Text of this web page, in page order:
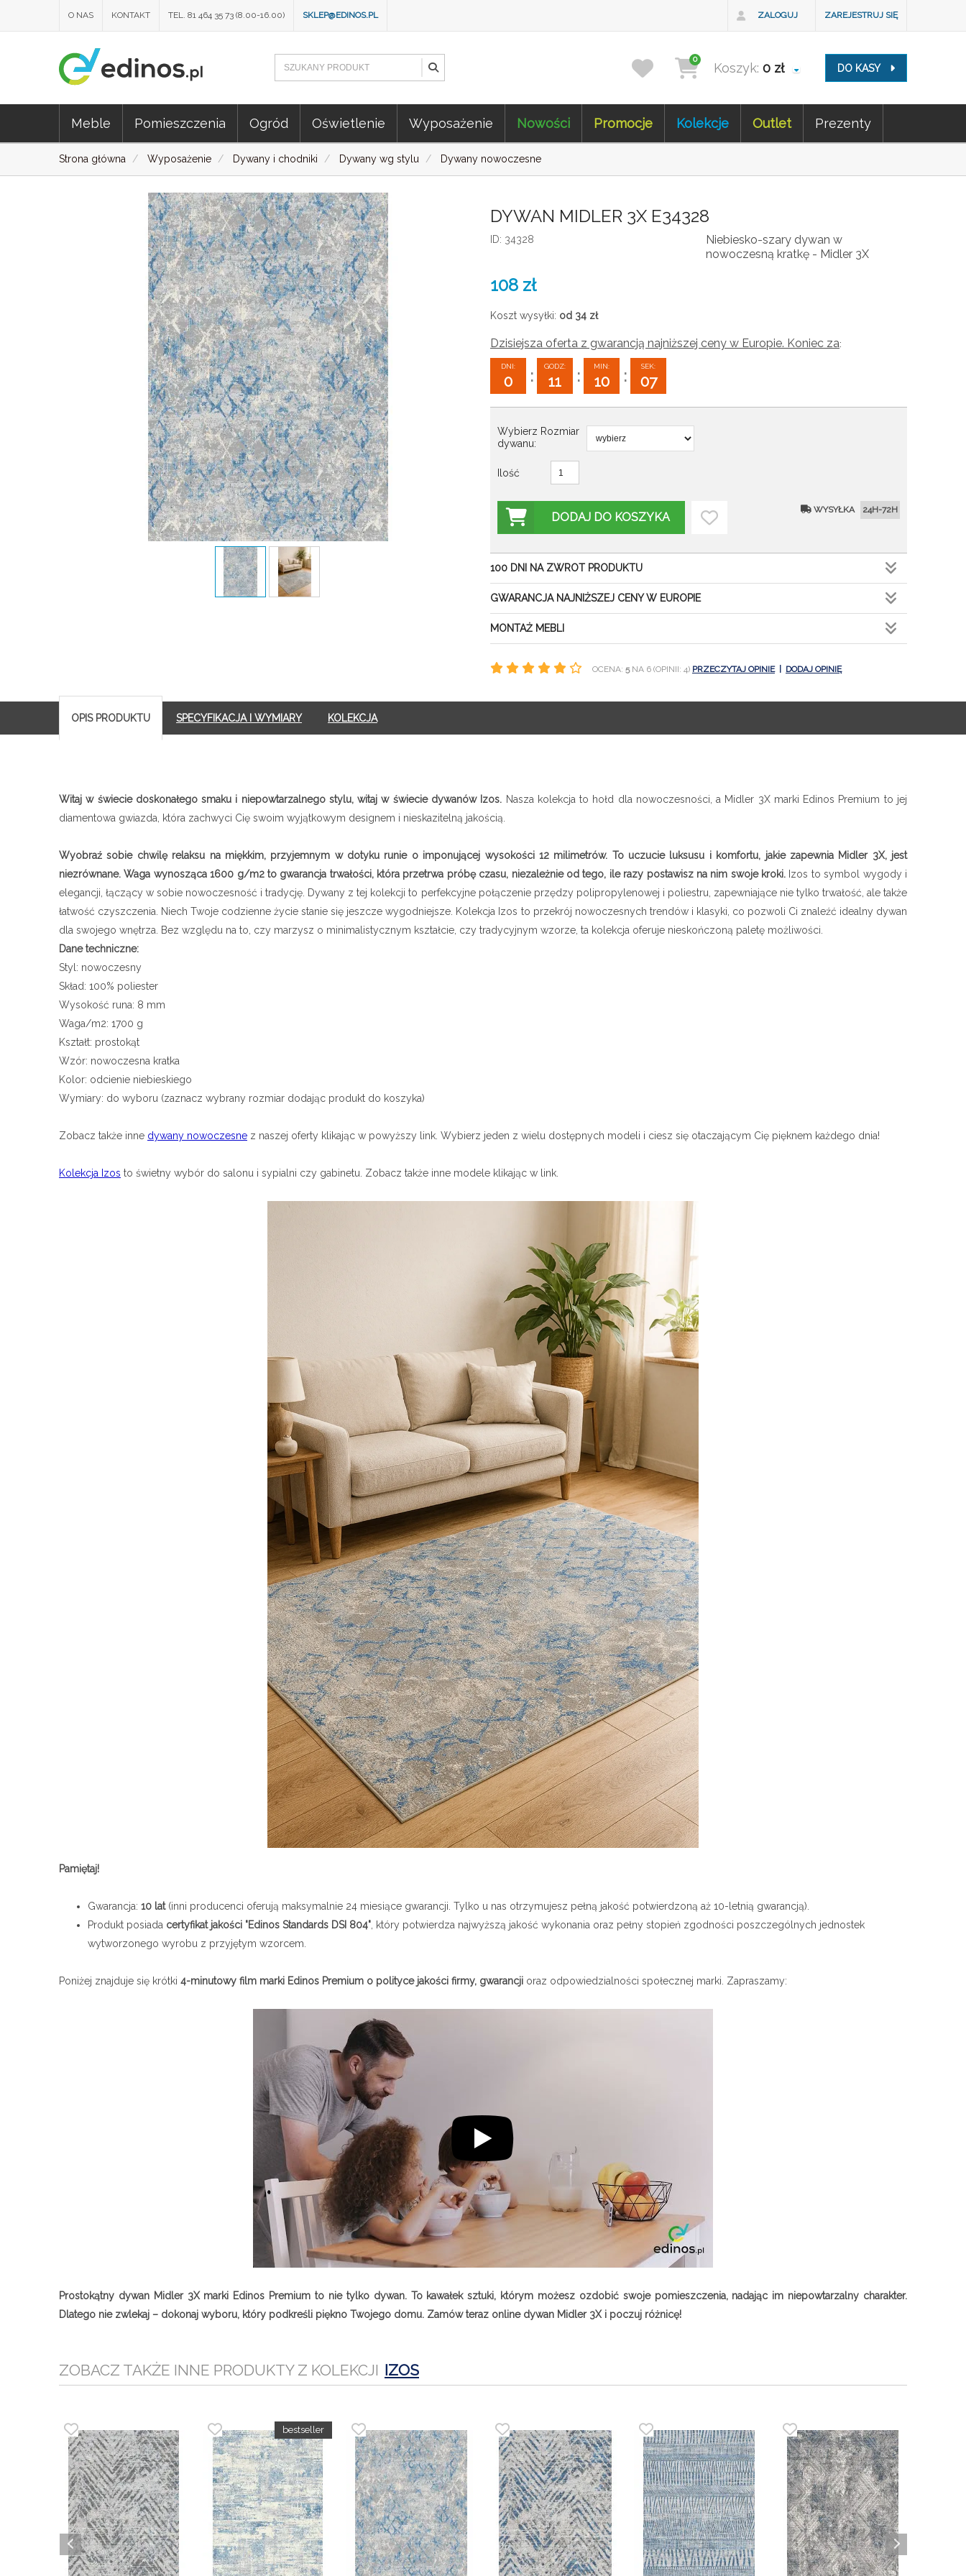
O NAS KONTAKT TEL. 81 464 35 73 (8.00-16.00) SKLEP@EDINOS.PL ZALOGUJ ZAREJESTRUJ SIĘ
Koszyk: 0 zł
0
DO KASY
Meble Pomieszczenia Ogród Oświetlenie Wyposażenie Nowości Promocje Kolekcje Outlet Prezenty
Strona główna Wyposażenie Dywany i chodniki Dywany wg stylu Dywany nowoczesne
DYWAN MIDLER 3X E34328
ID: 34328
Niebiesko-szary dywan w
nowoczesną kratkę - Midler 3X
108 zł
Koszt wysyłki: od 34 zł
Dzisiejsza oferta z gwarancją najniższej ceny w Europie. Koniec za:
DNI:
0 :
GODZ:
11 :
MIN:
10 :
SEK:
06
Wybierz Rozmiar
dywanu:
Ilość
DODAJ DO KOSZYKA
WYSYŁKA 24H-72H
100 DNI NA ZWROT PRODUKTU
GWARANCJA NAJNIŻSZEJ CENY W EUROPIE
MONTAŻ MEBLI
OCENA: 5NA 6 (OPINII: 4) PRZECZYTAJ OPINIE DODAJ OPINIĘ
OPIS PRODUKTU SPECYFIKACJA I WYMIARY KOLEKCJA
Witaj w świecie doskonałego smaku i niepowtarzalnego stylu, witaj w świecie dywanów Izos. Nasza kolekcja to hołd dla nowoczesności, a Midler 3X marki Edinos Premium to jej
diamentowa gwiazda, która zachwyci Cię swoim wyjątkowym designem i nieskazitelną jakością.
Wyobraź sobie chwilę relaksu na miękkim, przyjemnym w dotyku runie o imponującej wysokości 12 milimetrów. To uczucie luksusu i komfortu, jakie zapewnia Midler 3X, jest
niezrównane. Waga wynosząca 1600 g/m2 to gwarancja trwałości, która przetrwa próbę czasu, niezależnie od tego, ile razy postawisz na nim swoje kroki. Izos to symbol wygody i
elegancji, łączący w sobie nowoczesność i tradycję. Dywany z tej kolekcji to perfekcyjne połączenie przędzy polipropylenowej i poliestru, zapewniające nie tylko trwałość, ale także
łatwość czyszczenia. Niech Twoje codzienne życie stanie się jeszcze wygodniejsze. Kolekcja Izos to przekrój nowoczesnych trendów i klasyki, co pozwoli Ci znaleźć idealny dywan
dla swojego wnętrza. Bez względu na to, czy marzysz o minimalistycznym kształcie, czy tradycyjnym wzorze, ta kolekcja oferuje nieskończoną paletę możliwości.
Dane techniczne:
Styl: nowoczesny
Skład: 100% poliester
Wysokość runa: 8 mm
Waga/m2: 1700 g
Kształt: prostokąt
Wzór: nowoczesna kratka
Kolor: odcienie niebieskiego
Wymiary: do wyboru (zaznacz wybrany rozmiar dodając produkt do koszyka)
Zobacz także inne dywany nowoczesne z naszej oferty klikając w powyższy link. Wybierz jeden z wielu dostępnych modeli i ciesz się otaczającym Cię pięknem każdego dnia!
Kolekcja Izos to świetny wybór do salonu i sypialni czy gabinetu. Zobacz także inne modele klikając w link.
Pamiętaj!
Gwarancja: 10 lat(inni producenci oferują maksymalnie 24 miesiące gwarancji. Tylko u nas otrzymujesz pełną jakość potwierdzoną aż 10-letnią gwarancją).
Produkt posiada certyfikat jakości "Edinos Standards DSI 804" , który potwierdza najwyższą jakość wykonania oraz pełny stopień zgodności poszczególnych jednostek
wytworzonego wyrobu z przyjętym wzorcem.
Poniżej znajduje się krótki 4-minutowy film marki Edinos Premium o polityce jakości firmy, gwarancji oraz odpowiedzialności społecznej marki. Zapraszamy:
Prostokątny dywan Midler 3X marki Edinos Premium to nie tylko dywan. To kawałek sztuki, którym możesz ozdobić swoje pomieszczenia, nadając im niepowtarzalny charakter.
Dlatego nie zwlekaj – dokonaj wyboru, który podkreśli piękno Twojego domu. Zamów teraz online dywan Midler 3X i poczuj różnicę!
ZOBACZ TAKŻE INNE PRODUKTY Z KOLEKCJI IZOS